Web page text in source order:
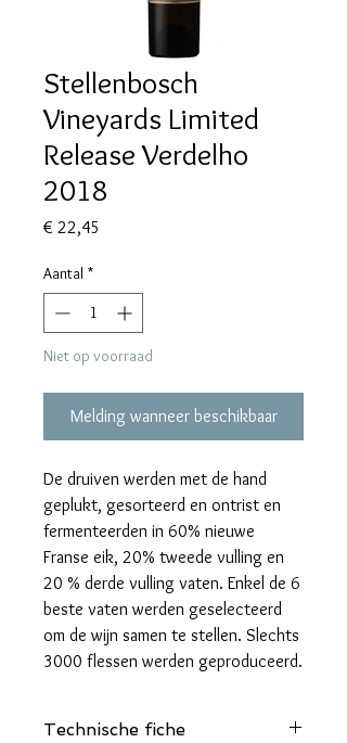
Stellenbosch
Vineyards Limited
Release Verdelho
2018
€ 22,45
Aantal *
Niet op voorraad
Melding wanneer beschikbaar
De druiven werden met de hand
geplukt, gesorteerd en ontrist en
fermenteerden in 60% nieuwe
Franse eik, 20% tweede vulling en
20 % derde vulling vaten. Enkel de 6
beste vaten werden geselecteerd
om de wijn samen te stellen. Slechts
3000 flessen werden geproduceerd.
Technische fiche